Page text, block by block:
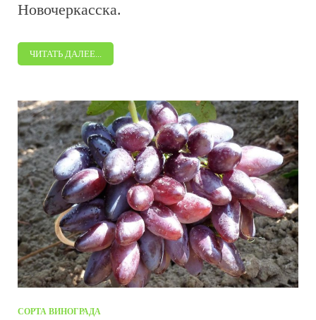
Новочеркасска.
ЧИТАТЬ ДАЛЕЕ...
СОРТА ВИНОГРАДА